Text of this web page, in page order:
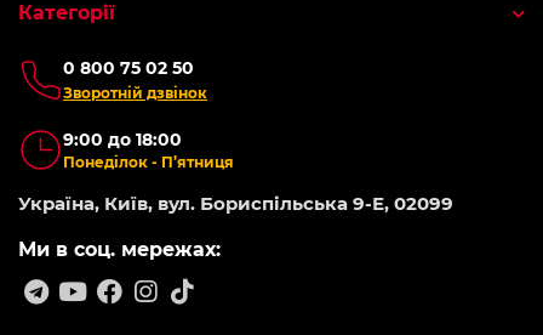
0 800 75 02 50
Зворотній дзвінок
9:00 до 18:00
Понеділок - П’ятниця
Україна, Київ, вул. Бориспільська 9-Е, 02099
Ми в соц. мережах:
Категорії